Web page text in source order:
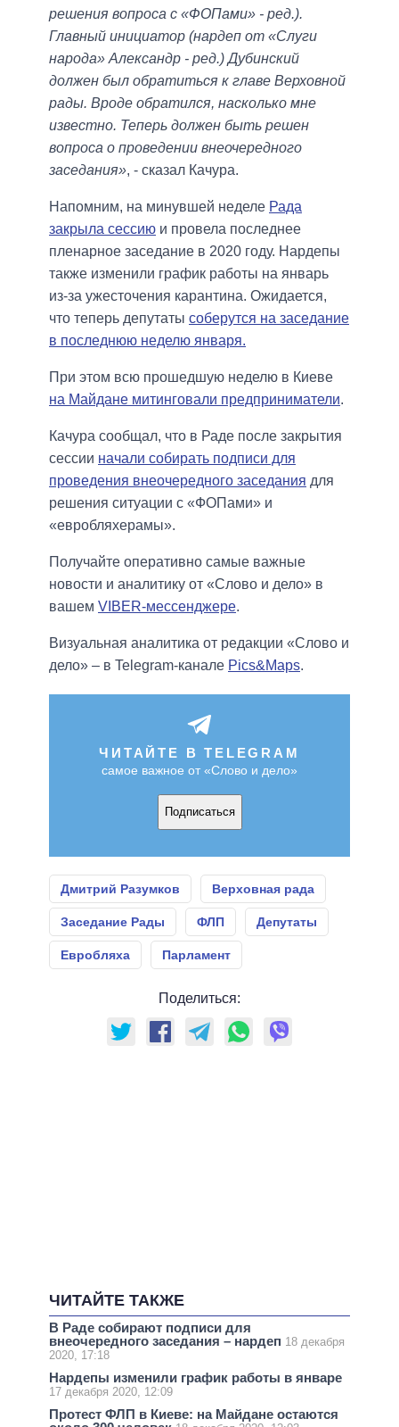
решения вопроса с «ФОПами» - ред.).
Главный инициатор (нардеп от «Слуги
народа» Александр - ред.) Дубинский
должен был обратиться к главе Верховной
рады. Вроде обратился, насколько мне
известно. Теперь должен быть решен
вопроса о проведении внеочередного
заседания», - сказал Качура.
Напомним, на минувшей неделе Рада
закрыла сессию и провела последнее
пленарное заседание в 2020 году. Нардепы
также изменили график работы на январь
из-за ужесточения карантина. Ожидается,
что теперь депутаты соберутся на заседание
в последнюю неделю января.
При этом всю прошедшую неделю в Киеве
на Майдане митинговали предприниматели.
Качура сообщал, что в Раде после закрытия
сессии начали собирать подписи для
проведения внеочередного заседания для
решения ситуации с «ФОПами» и
«евробляхерамы».
Получайте оперативно самые важные
новости и аналитику от «Слово и дело» в
вашем VIBER-мессенджере.
Визуальная аналитика от редакции «Слово и
дело» – в Telegram-канале Pics&Maps.
ЧИТАЙТЕ В TELEGRAM
самое важное от «Слово и дело»
Подписаться
Дмитрий Разумков Верховная рада
Заседание Рады ФЛП Депутаты
Евробляха Парламент
Поделиться:
ЧИТАЙТЕ ТАКЖЕ
В Раде собирают подписи для
внеочередного заседания – нардеп 18 декабря
2020, 17:18
Нардепы изменили график работы в январе
17 декабря 2020, 12:09
Протест ФЛП в Киеве: на Майдане остаются